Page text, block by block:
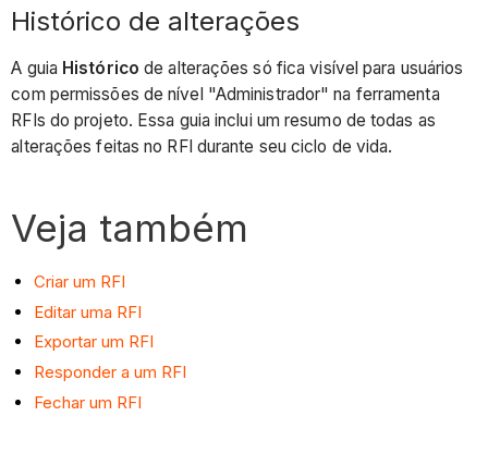
Histórico de alterações
A guia Histórico de alterações só fica visível para usuários
com permissões de nível "Administrador" na ferramenta
RFIs do projeto. Essa guia inclui um resumo de todas as
alterações feitas no RFI durante seu ciclo de vida.
Veja também
Criar um RFI
Editar uma RFI
Exportar um RFI
Responder a um RFI
Fechar um RFI